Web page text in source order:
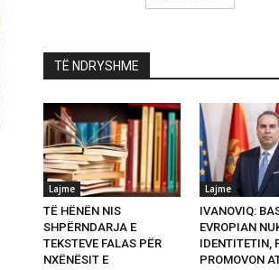
TË NDRYSHME
Lajme
TË HËNËN NIS
SHPËRNDARJA E
TEKSTEVE FALAS PËR
NXËNËSIT E
Lajme
IVANOVIQ:
EVROPIAN
IDENTITETIN,
PROMOVON